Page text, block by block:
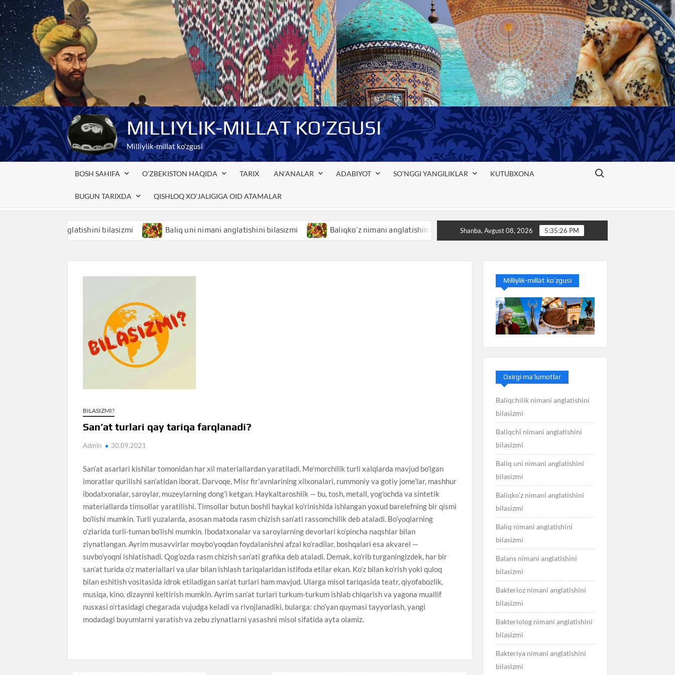
Skip
to
content
MILLIYLIK-MILLAT KO'ZGUSI
Milliylik-millat ko'zgusi
BOSH SAHIFA O’ZBEKISTON HAQIDA TARIX AN’ANALAR ADABIYOT SO’NGGI YANGILIKLAR KUTUBXONA
BUGUN TARIXDA QISHLOQ XO’JALIGIGA OID ATAMALAR
Search for:
nimani anglatishini bilasizmi Baliq uni nimani anglatishini bilasizmi Baliqko’z nimani anglatishini bilasizmi Baliq nimani anglatishini bilasizmi
Shanba, Avgust 08, 2026 5:35:27 PM
BILASIZMI?
San’at turlari qay tariqa farqlanadi?
Admin 30.09.2021
San’at asarlari kishilar tomonidan har xil materiallardan yaratiladi. Me’morchilik turli xalqlarda mavjud bo’lgan
imoratlar qurilishi san’atidan iborat. Darvoqe, Misr fir’avnlarining xilxonalari, rummoniy va gotiy jome’lar, mashhur
ibodatxonalar, saroylar, muzeylarning dong’i ketgan. Haykaltaroshlik — bu, tosh, metall, yog’ochda va sintetik
materiallarda timsollar yaratilishi. Timsollar butun boshli haykal ko’rinishida ishlangan yoxud barelefning bir qismi
bo’lishi mumkin. Turli yuzalarda, asosan matoda rasm chizish san’ati rassomchilik deb ataladi. Bo’yoqlarning
o’zlarida turli-tuman bo’lishi mumkin. Ibodatxonalar va saroylarning devorlari ko’pincha naqshlar bilan
ziynatlangan. Ayrim musavvirlar moybo’yoqdan foydalanishni afzal ko’radilar, boshqalari esa akvarel —
suvbo’yoqni ishlatishadi. Qog’ozda rasm chizish san’ati grafika deb ataladi. Demak, ko’rib turganingizdek, har bir
san’at turida o’z materiallari va ular bilan ishlash tariqalaridan istifoda etilar ekan. Ko’z bilan ko’rish yoki quloq
bilan eshitish vositasida idrok etiladigan san’at turlari ham mavjud. Ularga misol tariqasida teatr, qiyofabozlik,
musiqa, kino, dizaynni keltirish mumkin. Ayrim san’at turlari turkum-turkum ishlab chiqarish va yagona muallif
nusxasi o’rtasidagi chegarada vujudga keladi va rivojlanadiki, bularga: cho’yan quymasi tayyorlash, yangi
modadagi buyumlarni yaratish va zebu ziynatlarni yasashni misol sifatida ayta olamiz.
Milliylik-millat ko’zgusi
Oxirgi ma’lumotlar
Baliqchilik nimani anglatishini
bilasizmi
Baliqchi nimani anglatishini
bilasizmi
Baliq uni nimani anglatishini
bilasizmi
Baliqko’z nimani anglatishini
bilasizmi
Baliq nimani anglatishini
bilasizmi
Balans nimani anglatishini
bilasizmi
Bakterioz nimani anglatishini
bilasizmi
Bakteriolog nimani anglatishini
bilasizmi
Bakteriya nimani anglatishini
bilasizmi